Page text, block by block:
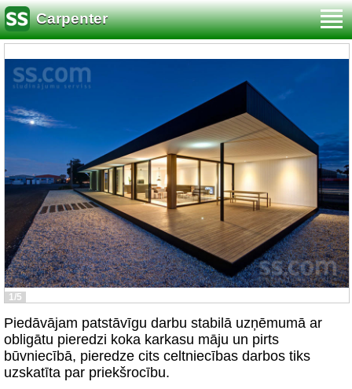
Carpenter
1/5
Piedāvājam patstāvīgu darbu stabilā uzņēmumā ar
obligātu pieredzi koka karkasu māju un pirts
būvniecībā, pieredze cits celtniecības darbos tiks
uzskatīta par priekšrocību.